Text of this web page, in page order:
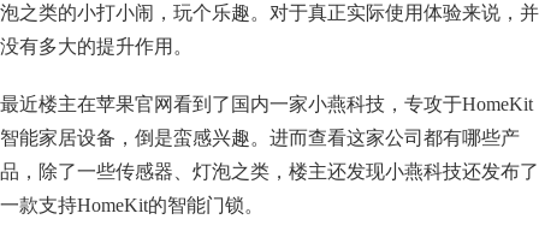
泡之类的小打小闹，玩个乐趣。对于真正实际使用体验来说，并
没有多大的提升作用。
最近楼主在苹果官网看到了国内一家小燕科技，专攻于HomeKit
智能家居设备，倒是蛮感兴趣。进而查看这家公司都有哪些产
品，除了一些传感器、灯泡之类，楼主还发现小燕科技还发布了
一款支持HomeKit的智能门锁。